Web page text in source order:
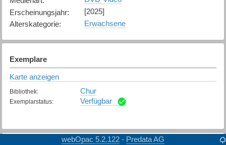
Erscheinungsjahr:
[2025]
Alterskategorie: Erwachsene
Exemplare
Karte anzeigen
Bibliothek: Chur
Exemplarstatus: Verfügbar
webOpac 5.2.122 - Predata AG